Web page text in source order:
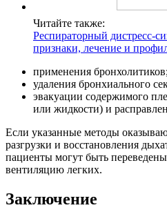
Читайте также:
Респираторный дистресс-
признаки, лечение и
применения бронхолитиков;
удаления бронхиального
эвакуации содержимого
или жидкости) и
Если указанные методы
разгрузки и восстановления
пациенты могут быть
вентиляцию легких.
Заключение